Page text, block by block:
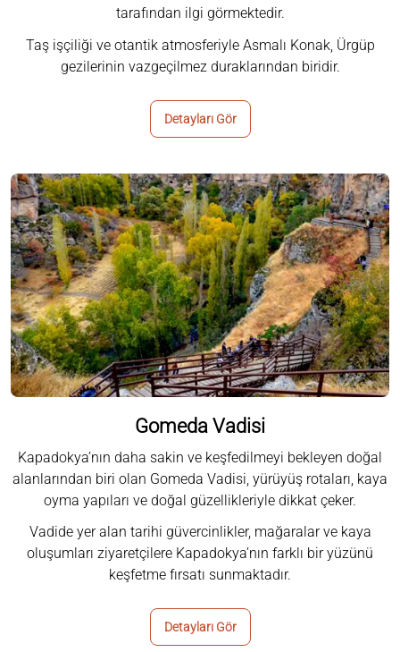
tarafından ilgi görmektedir.
Taş işçiliği ve otantik atmosferiyle Asmalı Konak, Ürgüp
gezilerinin vazgeçilmez duraklarından biridir.
Detayları Gör
Gomeda Vadisi
Kapadokya’nın daha sakin ve keşfedilmeyi bekleyen doğal
alanlarından biri olan Gomeda Vadisi, yürüyüş rotaları, kaya
oyma yapıları ve doğal güzellikleriyle dikkat çeker.
Vadide yer alan tarihi güvercinlikler, mağaralar ve kaya
oluşumları ziyaretçilere Kapadokya’nın farklı bir yüzünü
keşfetme fırsatı sunmaktadır.
Detayları Gör